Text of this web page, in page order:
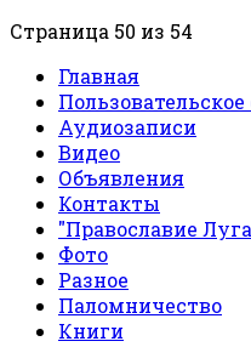
Страница 50 из 54
Главная
Аудиозаписи
Видео
Объявления
Контакты
"Православие
Фото
Разное
Паломничество
Книги